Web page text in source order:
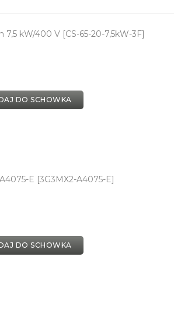
kW/400 V [CS-65-20-7,5kW-3F]
DO SCHOWKA
E [3G3MX2-A4075-E]
DO SCHOWKA